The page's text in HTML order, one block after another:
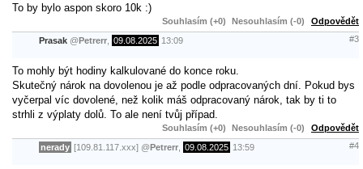
To by bylo aspon skoro 10k :)
Souhlasím (+0) Nesouhlasím (-0) Odpovědět
Prasak @Petrerr 09.08.2025 13:09 #3
To mohly být hodiny kalkulované do konce roku.
Skutečný nárok na dovolenou je až podle odpracovaných dní. Pokud bys
vyčerpal víc dovolené, než kolik máš odpracovaný nárok, tak by ti to
strhli z výplaty dolů. To ale není tvůj případ.
Souhlasím (+0) Nesouhlasím (-0) Odpovědět
nerady [109.81.117.xxx] @Petrerr 09.08.2025 13:59 #4